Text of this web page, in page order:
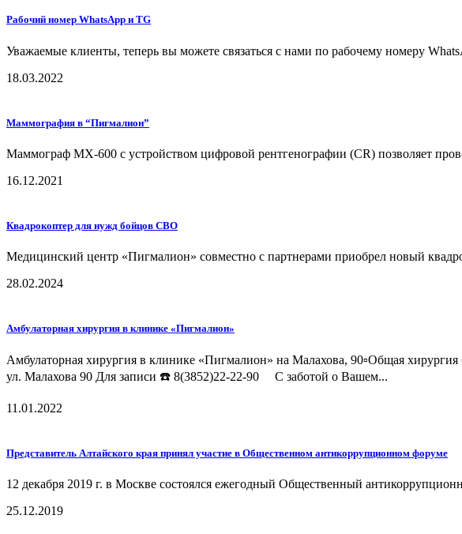
Рабочий номер WhatsApp и TG
Уважаемые клиенты, теперь вы можете связаться с нами по рабочему номеру
18.03.2022
Маммография в “Пигмалион”
Маммограф MX-600 c устройством цифровой рентгенографии (CR) позволяет
16.12.2021
Квадрокоптер для нужд бойцов СВО
Медицинский центр «Пигмалион» совместно с партнерами приобрел новый
28.02.2024
Амбулаторная хирургия в клинике «Пигмалион»
Амбулаторная хирургия в клинике «Пигмалион» на Малахова, 90▫️Общая хирургия
ул. Малахова 90 Для записи ☎️ 8(3852)22-22-90 ⠀ С заботой о Вашем...
11.01.2022
Представитель Алтайского края принял участие в Общественном антикоррупционном форуме
12 декабря 2019 г. в Москве состоялся ежегодный Общественный
25.12.2019